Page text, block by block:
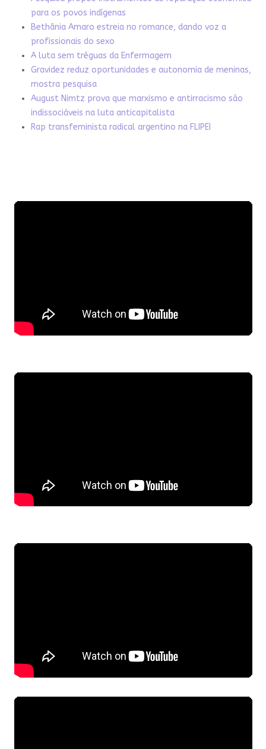
para os povos indígenas
Bethânia Amaro estreia no romance, dando voz a
profissionais do sexo
A luta sem tréguas da Enfermagem
Gravidez reduz oportunidades e autonomia de meninas,
mostra pesquisa
August Nimtz prova que marxismo e antirracismo são
indissociáveis na luta anticapitalista
Rap transfeminista radical argentino na FLIPEI